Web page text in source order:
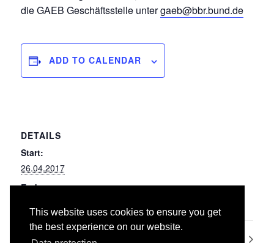
This website uses cookies to ensure you get
the best experience on our website.
die GAEB Geschäftsstelle untergaeb@bbr.bund.de
ADD TO CALENDAR
DETAILS
Start:
26.04.2017
End:
016 Zimmer- und Holzbauarbeiten